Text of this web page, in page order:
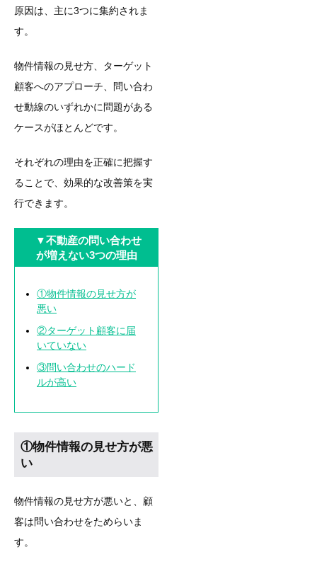
原因は、主に3つに集約されま
す。
物件情報の見せ方、ターゲット
顧客へのアプローチ、問い合わ
せ動線のいずれかに問題がある
ケースがほとんどです。
それぞれの理由を正確に把握す
ることで、効果的な改善策を実
行できます。
▼不動産の問い合わせ
が増えない3つの理由
①物件情報の見せ方が
悪い
②ターゲット顧客に届
いていない
③問い合わせのハード
ルが高い
①物件情報の見せ方が悪
い
物件情報の見せ方が悪いと、顧
客は問い合わせをためらいま
す。